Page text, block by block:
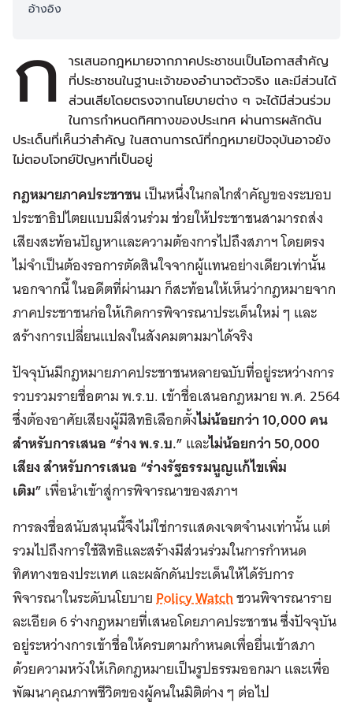
อ้างอิง
ก
ารเสนอกฎหมายจากภาคประชาชนเป็นโอกาสสำคัญ
ที่ประชาชนในฐานะเจ้าของอำนาจตัวจริง และมีส่วนได้
ส่วนเสียโดยตรงจากนโยบายต่าง ๆ จะได้มีส่วนร่วม
ในการกำหนดทิศทางของประเทศ ผ่านการผลักดัน
ประเด็นที่เห็นว่าสำคัญ ในสถานการณ์ที่กฎหมายปัจจุบันอาจยัง
ไม่ตอบโจทย์ปัญหาที่เป็นอยู่
กฎหมายภาคประชาชนเป็นหนึ่งในกลไกสำคัญของระบอบ
ประชาธิปไตยแบบมีส่วนร่วม ช่วยให้ประชาชนสามารถส่ง
เสียงสะท้อนปัญหาและความต้องการไปถึงสภาฯ โดยตรง
ไม่จำเป็นต้องรอการตัดสินใจจากผู้แทนอย่างเดียวเท่านั้น
นอกจากนี้ ในอดีตที่ผ่านมา ก็สะท้อนให้เห็นว่ากฎหมายจาก
ภาคประชาชนก่อให้เกิดการพิจารณาประเด็นใหม่ ๆ และ
สร้างการเปลี่ยนแปลงในสังคมตามมาได้จริง
ปัจจุบันมีกฎหมายภาคประชาชนหลายฉบับที่อยู่ระหว่างการ
รวบรวมรายชื่อตาม พ.ร.บ. เข้าชื่อเสนอกฎหมาย พ.ศ. 2564
ซึ่งต้องอาศัยเสียงผู้มีสิทธิเลือกตั้งไม่น้อยกว่า 10,000 คน
สำหรับการเสนอ“ร่าง พ.ร.บ.”และไม่น้อยกว่า50,000
เสียง สำหรับการเสนอ “ร่างรัฐธรรมนูญแก้ไขเพิ่ม
เติม”เพื่อนำเข้าสู่การพิจารณาของสภาฯ
การลงชื่อสนับสนุนนี้จึงไม่ใช่การแสดงเจตจำนงเท่านั้น แต่
รวมไปถึงการใช้สิทธิและสร้างมีส่วนร่วมในการกำหนด
ทิศทางของประเทศ และผลักดันประเด็นให้ได้รับการ
พิจารณาในระดับนโยบายPolicy Watchชวนพิจารณาราย
ละเอียด 6 ร่างกฎหมายที่เสนอโดยภาคประชาชน ซึ่งปัจจุบัน
อยู่ระหว่างการเข้าชื่อให้ครบตามกำหนดเพื่อยื่นเข้าสภา
ด้วยความหวังให้เกิดกฎหมายเป็นรูปธรรมออกมา และเพื่อ
พัฒนาคุณภาพชีวิตของผู้คนในมิติต่าง ๆ ต่อไป